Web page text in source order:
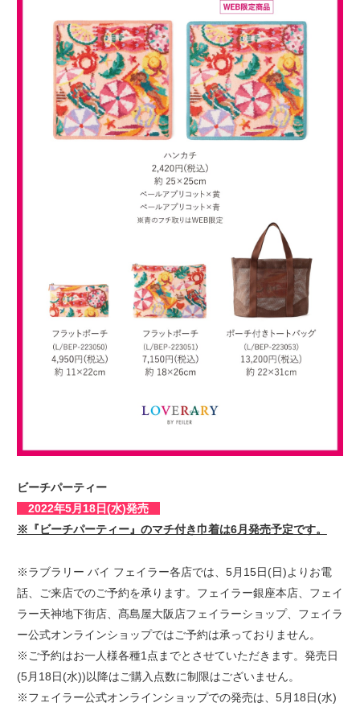
ビーチパーティー
2022年5月18日(水)発売
※『ビーチパーティー』のマチ付き巾着は6月発売予定です。
※ラブラリー バイ フェイラー各店では、5月15日(日)よりお電
話、ご来店でのご予約を承ります。フェイラー銀座本店、フェイ
ラー天神地下街店、髙島屋大阪店フェイラーショップ、フェイラ
ー公式オンラインショップではご予約は承っておりません。
※ご予約はお一人様各種1点までとさせていただきます。発売日
(5月18日(水))以降はご購入点数に制限はございません。
※フェイラー公式オンラインショップでの発売は、5月18日(水)